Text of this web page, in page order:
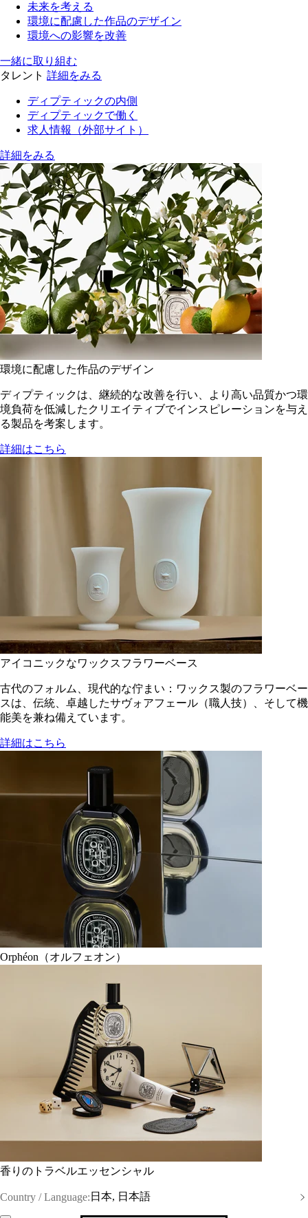
未来を考える
環境に配慮した作品のデザイン
環境への影響を改善
一緒に取り組む
タレント 詳細をみる
ディプティックの内側
ディプティックで働く
求人情報（外部サイト）
詳細をみる
環境に配慮した作品のデザイン
ディプティックは、継続的な改善を行い、より高い品質かつ環
境負荷を低減した​クリエイティブでインスピレーションを与え
る製品を考案します。
詳細はこちら
アイコニックなワックスフラワーベース
古代のフォルム、現代的な佇まい：ワックス製のフラワーベー
スは、伝統、卓越したサヴォアフェール（職人技）、そして機
能美を兼ね備えています。
詳細はこちら
Orphéon（オルフェオン）
香りのトラベルエッセンシャル
Country / Language: 日本, 日本語